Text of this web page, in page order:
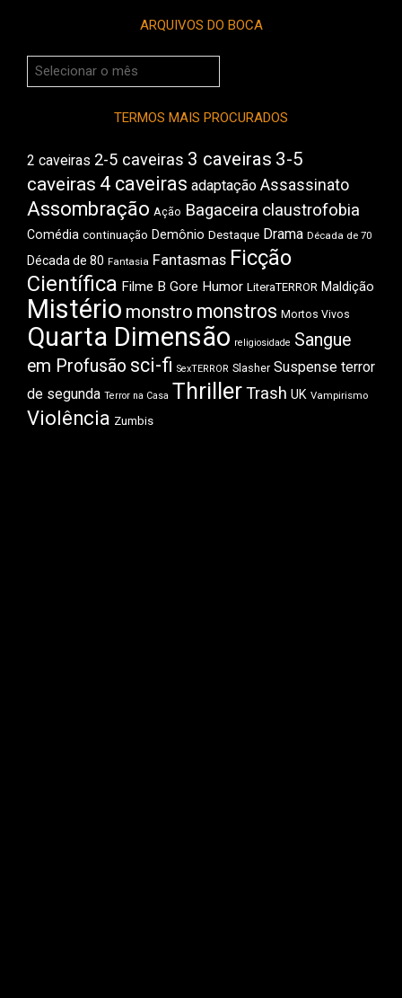
ARQUIVOS DO BOCA
Arquivos
do
TERMOS MAIS PROCURADOS
2 caveiras 2-5 caveiras 3 caveiras 3-5
caveiras 4 caveiras adaptação Assassinato
Assombração Ação Bagaceira claustrofobia
Comédia continuação Demônio Destaque Drama Década de 70
Década de 80 Fantasia Fantasmas Ficção
Científica Filme B Gore Humor LiteraTERROR Maldição
Mistério monstro monstros Mortos Vivos
Quarta Dimensão religiosidade Sangue
em Profusão sci-fi SexTERROR Slasher Suspense terror
de segunda Terror na Casa ThrillerTrash UK Vampirismo
Violência Zumbis